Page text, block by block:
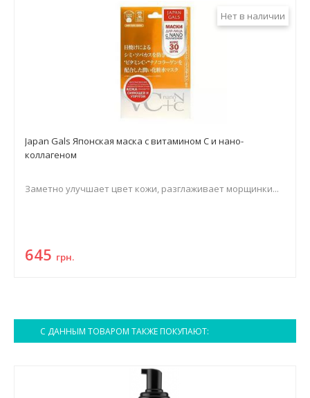
Нет в наличии
Japan Gals Японская маска с витамином С и нано-
коллагеном
Заметно улучшает цвет кожи, разглаживает морщинки...
645 грн.
С ДАННЫМ ТОВАРОМ ТАКЖЕ ПОКУПАЮТ: